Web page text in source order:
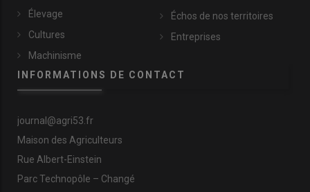
Élevage
Cultures
Machinisme
Échos de nos territoires
Entreprises
INFORMATIONS DE CONTACT
journal@agri53.fr
Maison des Agriculteurs
Rue Albert-Einstein
Parc Technopôle – Changé